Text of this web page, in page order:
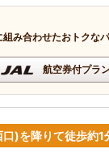
み合わせたおトクな
航空券付プラ
)を降りて徒歩約1